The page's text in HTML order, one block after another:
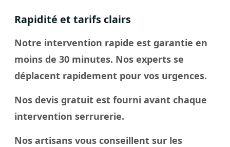
Rapidité et tarifs clairs
Notre intervention rapide est garantie en
moins de 30 minutes. Nos experts se
déplacent rapidement pour vos urgences.
Nos devis gratuit est fourni avant chaque
intervention serrurerie.
Nos artisans vous conseillent sur les